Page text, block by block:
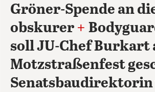
Gröner-Spende an
obskurer +
soll JU-Chef Burkart
Motzstraßenfest